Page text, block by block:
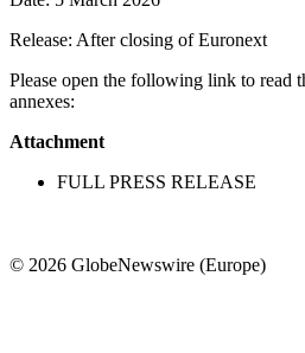
Release: After closing of Euronext
Please open the following link to read
annexes:
Attachment
FULL PRESS RELEASE
© 2026 GlobeNewswire (Europe)